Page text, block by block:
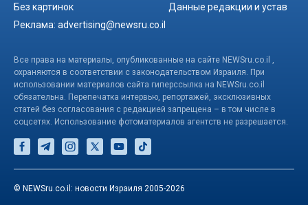
Без картинок
Данные редакции и устав
Реклама: advertising@newsru.co.il
Все права на материалы, опубликованные на сайте NEWSru.co.il ,
охраняются в соответствии с законодательством Израиля. При
использовании материалов сайта гиперссылка на NEWSru.co.il
обязательна. Перепечатка интервью, репортажей, эксклюзивных
статей без согласования с редакцией запрещена – в том числе в
соцсетях. Использование фотоматериалов агентств не разрешается.
© NEWSru.co.il: новости Израиля 2005-2026